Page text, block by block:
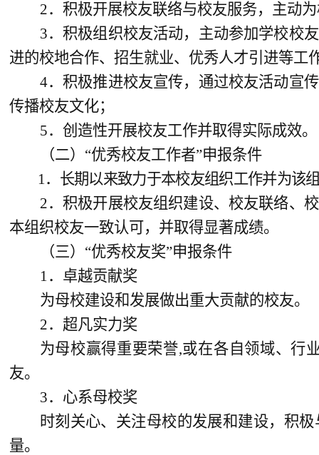
2．积极开展校友联络与校友服务，主动
3．积极组织校友活动，主动参加学校校
进的校地合作、招生就业、优秀人才引进等工
4．积极推进校友宣传，通过校友活动宣
传播校友文化；
5．创造性开展校友工作并取得实际成效。
（二）“优秀校友工作者”申报条件
1．长期以来致力于本校友组织工作并为该
2．积极开展校友组织建设、校友联络、
本组织校友一致认可，并取得显著成绩。
（三）“优秀校友奖”申报条件
1．卓越贡献奖
为母校建设和发展做出重大贡献的校友。
2．超凡实力奖
为母校赢得重要荣誉,或在各自领域、行
友。
3．心系母校奖
时刻关心、关注母校的发展和建设，积
量。